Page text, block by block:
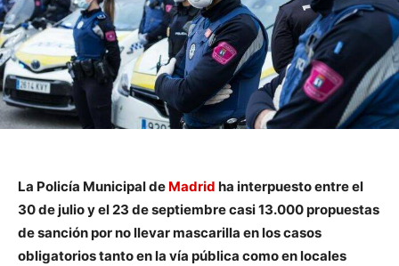
La Policía Municipal de Madrid ha interpuesto entre el
30 de julio y el 23 de septiembre casi 13.000 propuestas
de sanción por no llevar mascarilla en los casos
obligatorios tanto en la vía pública como en locales